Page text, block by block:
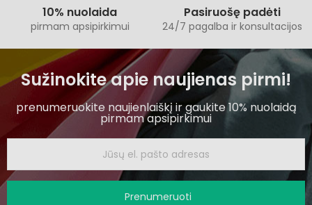
10% nuolaida
pirmam apsipirkimui
Pasiruošę padėti
24/7 pagalba ir konsultacijos
Sužinokite apie naujienas pirmi!
prenumeruokite naujienlaiškį ir gaukite 10% nuolaidą
pirmam apsipirkimui
Prenumeruoti